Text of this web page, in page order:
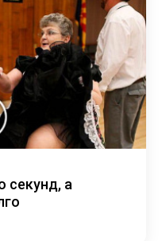
секунд, а